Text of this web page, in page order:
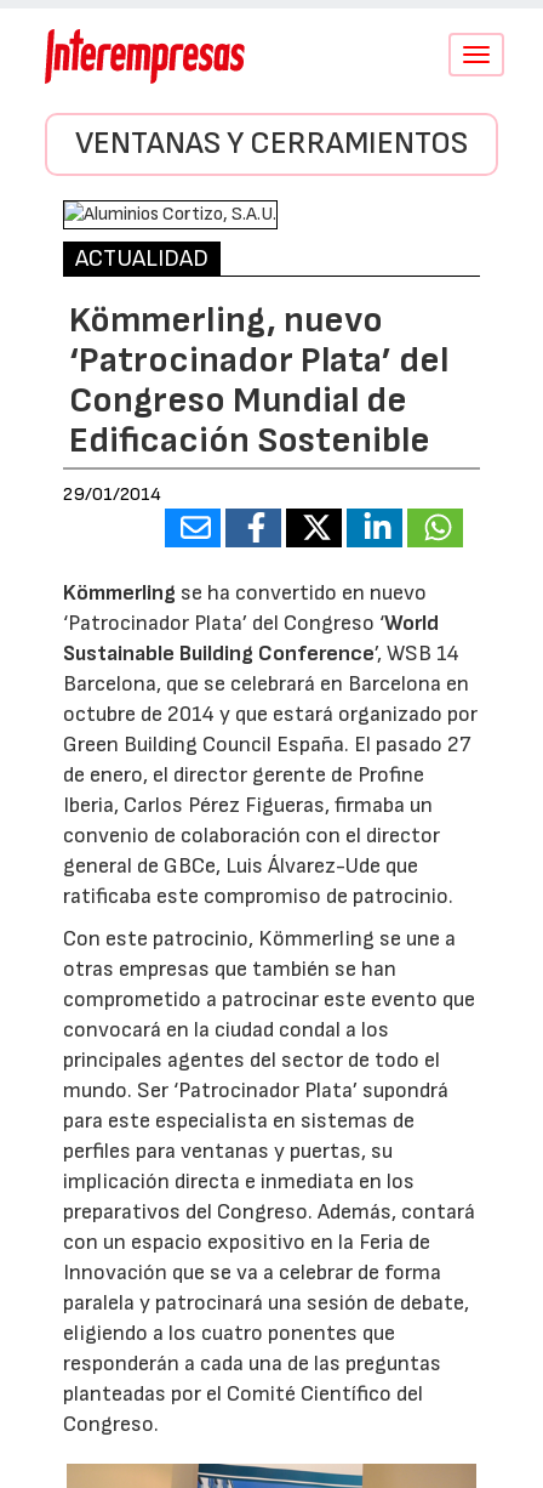
Conmutar
VENTANAS Y CERRAMIENTOS
ACTUALIDAD
Kömmerling, nuevo
‘Patrocinador Plata’ del
Congreso Mundial de
Edificación Sostenible
29/01/2014
Kömmerling se ha convertido en nuevo
‘Patrocinador Plata’ del Congreso ‘World
Sustainable Building Conference’, WSB 14
Barcelona, que se celebrará en Barcelona en
octubre de 2014 y que estará organizado por
Green Building Council España. El pasado 27
de enero, el director gerente de Profine
Iberia, Carlos Pérez Figueras, firmaba un
convenio de colaboración con el director
general de GBCe, Luis Álvarez-Ude que
ratificaba este compromiso de patrocinio.
Con este patrocinio, Kömmerling se une a
otras empresas que también se han
comprometido a patrocinar este evento que
convocará en la ciudad condal a los
principales agentes del sector de todo el
mundo. Ser ‘Patrocinador Plata’ supondrá
para este especialista en sistemas de
perfiles para ventanas y puertas, su
implicación directa e inmediata en los
preparativos del Congreso. Además, contará
con un espacio expositivo en la Feria de
Innovación que se va a celebrar de forma
paralela y patrocinará una sesión de debate,
eligiendo a los cuatro ponentes que
responderán a cada una de las preguntas
planteadas por el Comité Científico del
Congreso.